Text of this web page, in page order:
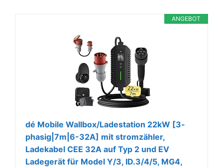
ANGEBOT
dé Mobile Wallbox/Ladestation 22kW [3-
phasig|7m|6-32A] mit stromzähler,
Ladekabel CEE 32A auf Typ 2 und EV
Ladegerät für Model Y/3, ID.3/4/5, MG4,